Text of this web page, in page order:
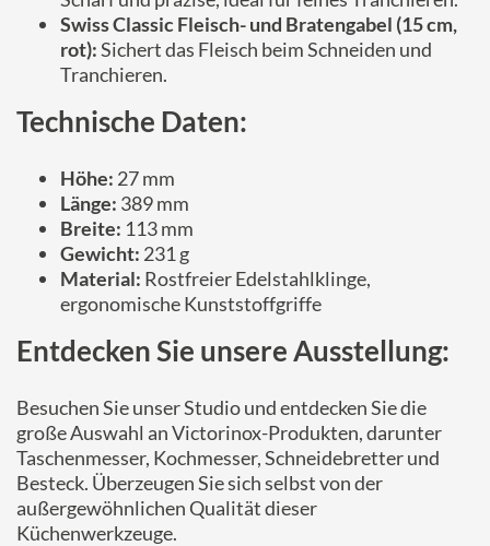
Swiss Classic Fleisch- und Bratengabel (15 cm,
rot):Sichert das Fleisch beim Schneiden und
Tranchieren.
Technische Daten:
Höhe: 27 mm
Länge: 389 mm
Breite: 113 mm
Gewicht: 231 g
Material: Rostfreier Edelstahlklinge,
ergonomische Kunststoffgriffe
Entdecken Sie unsere Ausstellung:
Besuchen Sie unser Studio und entdecken Sie die
große Auswahl an Victorinox-Produkten, darunter
Taschenmesser, Kochmesser, Schneidebretter und
Besteck. Überzeugen Sie sich selbst von der
außergewöhnlichen Qualität dieser
Küchenwerkzeuge.